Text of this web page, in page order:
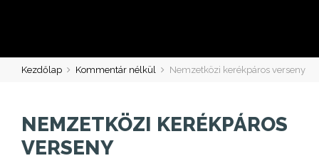
Kezdőlap Kommentár nélkül Nemzetközi kerékpáros verseny
NEMZETKÖZI KERÉKPÁROS
VERSENY